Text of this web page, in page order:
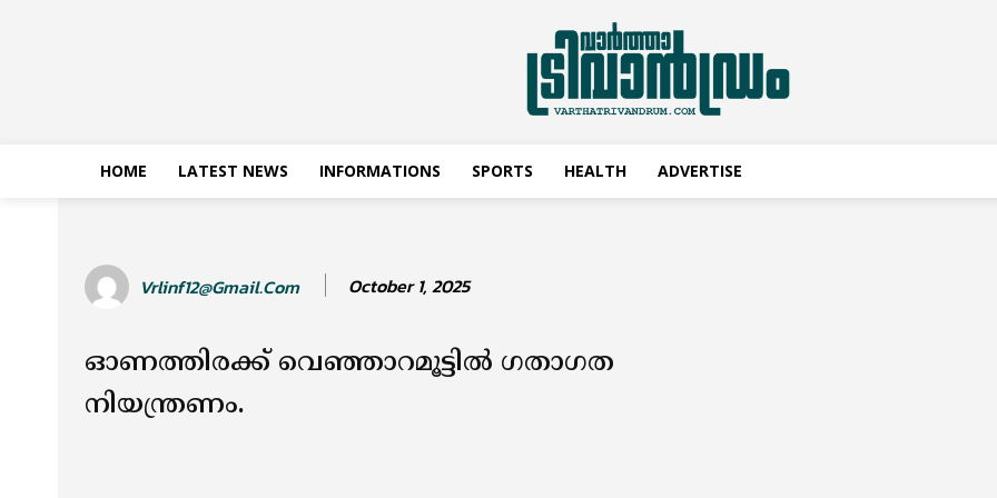
HOME LATEST NEWS INFORMATIONS SPORTS HEALTH ADVERTISE
Vrlinf12@gmail.com October 1, 2025
ഓണത്തിരക്ക് വെഞ്ഞാറമൂട്ടിൽ ഗതാഗത
നിയന്ത്രണം.